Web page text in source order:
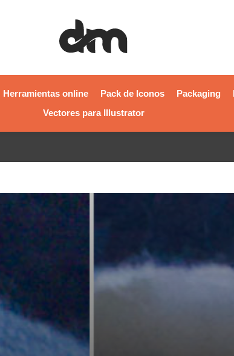
Herramientas online Pack de Iconos Packaging
Vectores para Illustrator